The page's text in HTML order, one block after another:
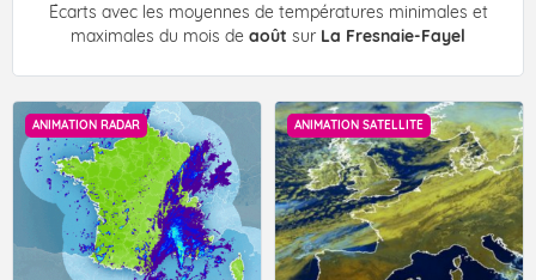
Écarts avec les moyennes de températures minimales et
maximales du mois de août sur La Fresnaie-Fayel
ANIMATION RADAR ANIMATION SATELLITE